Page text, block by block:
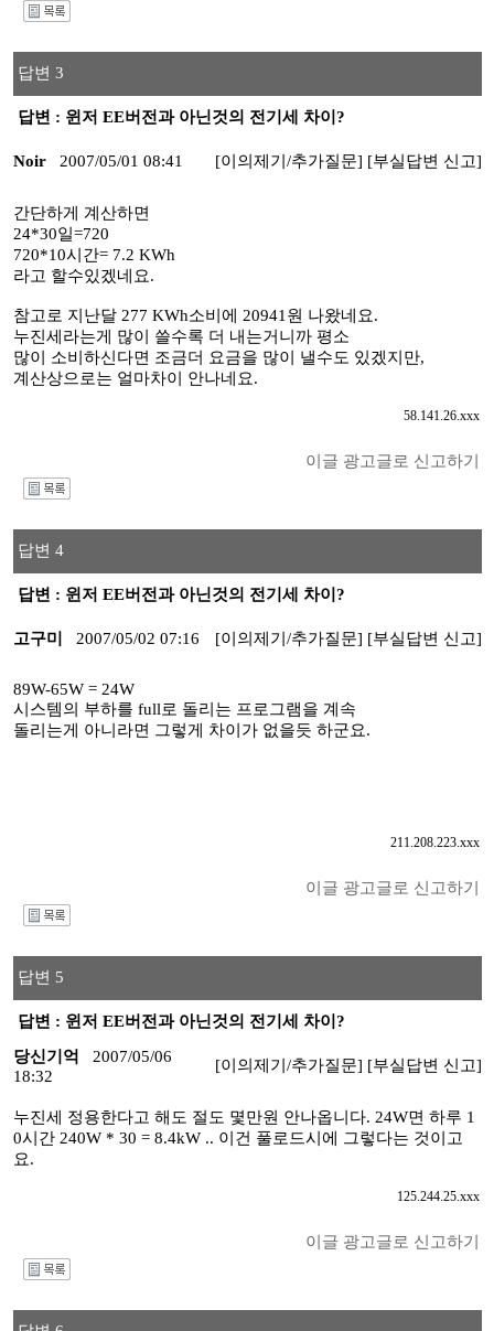
답변 3
답변 : 윈저 EE버전과 아닌것의 전기세 차이?
Noir 2007/05/01 08:41 [이의제기/추가질문] [부실답변 신고]
간단하게 계산하면
24*30일=720
720*10시간= 7.2 KWh
라고 할수있겠네요.
참고로 지난달 277 KWh소비에 20941원 나왔네요.
누진세라는게 많이 쓸수록 더 내는거니까 평소
많이 소비하신다면 조금더 요금을 많이 낼수도 있겠지만,
계산상으로는 얼마차이 안나네요.
58.141.26.xxx
이글 광고글로 신고하기
답변 4
답변 : 윈저 EE버전과 아닌것의 전기세 차이?
고구미 2007/05/02 07:16 [이의제기/추가질문] [부실답변 신고]
89W-65W = 24W
시스템의 부하를 full로 돌리는 프로그램을 계속
돌리는게 아니라면 그렇게 차이가 없을듯 하군요.
211.208.223.xxx
이글 광고글로 신고하기
답변 5
답변 : 윈저 EE버전과 아닌것의 전기세 차이?
당신기억
2007/05/06
18:32
[이의제기/추가질문] [부실답변 신고]
누진세 정용한다고 해도 절도 몇만원 안나옵니다. 24W면 하루 1
0시간 240W * 30 = 8.4kW .. 이건 풀로드시에 그렇다는 것이고
요.
125.244.25.xxx
이글 광고글로 신고하기